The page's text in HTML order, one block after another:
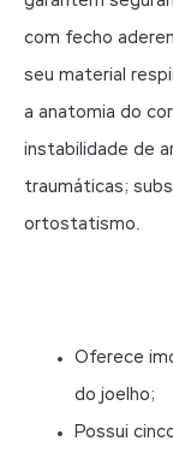
com fecho
seu material
a anatomia do
instabilidade de
traumáticas;
ortostatismo.
Oferece
do joelho;
Possui